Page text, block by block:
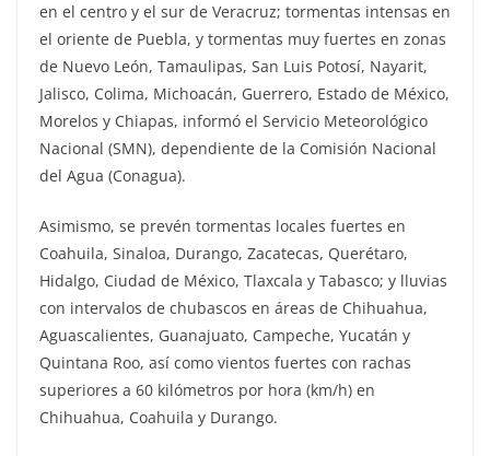
en el centro y el sur de Veracruz; tormentas intensas en
el oriente de Puebla, y tormentas muy fuertes en zonas
de Nuevo León, Tamaulipas, San Luis Potosí, Nayarit,
Jalisco, Colima, Michoacán, Guerrero, Estado de México,
Morelos y Chiapas, informó el Servicio Meteorológico
Nacional (SMN), dependiente de la Comisión Nacional
del Agua (Conagua).
Asimismo, se prevén tormentas locales fuertes en
Coahuila, Sinaloa, Durango, Zacatecas, Querétaro,
Hidalgo, Ciudad de México, Tlaxcala y Tabasco; y lluvias
con intervalos de chubascos en áreas de Chihuahua,
Aguascalientes, Guanajuato, Campeche, Yucatán y
Quintana Roo, así como vientos fuertes con rachas
superiores a 60 kilómetros por hora (km/h) en
Chihuahua, Coahuila y Durango.